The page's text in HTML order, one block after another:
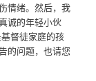
情绪。然后，我
诚的年轻小伙
督徒家庭的孩
的问题，也请您